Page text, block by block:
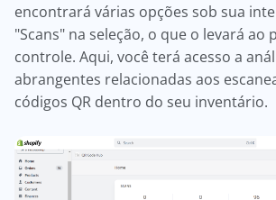
encontrará várias opções sob sua
"Scans" na seleção, o que o levará ao
controle. Aqui, você terá acesso a
abrangentes relacionadas aos
códigos QR dentro do seu inventário.